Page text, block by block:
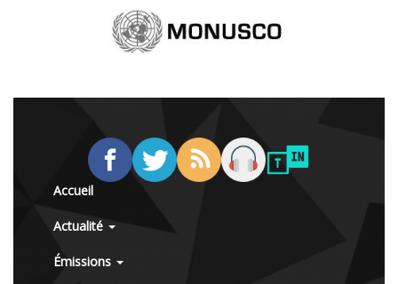
Accueil
Actualité
Émissions